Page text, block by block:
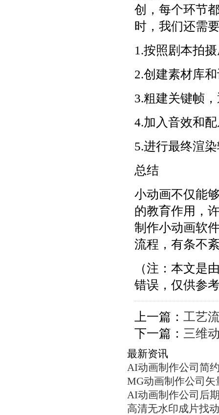
创，每个环节
时，我们还需
1.按照剧本拍
2.创建素材库
3.粗建关键帧
4.加入音效和
5.进行最终渲
总结
小动画不仅能
的教育作用，
制作小动画软
流程，有条不
（注：本文是
错误，仅供参
上一篇： 工艺
下一篇： 三维
最新资讯
AI动画制作公司简
MG动画制作公司
AI动画制作公司后
高清无水印成片找